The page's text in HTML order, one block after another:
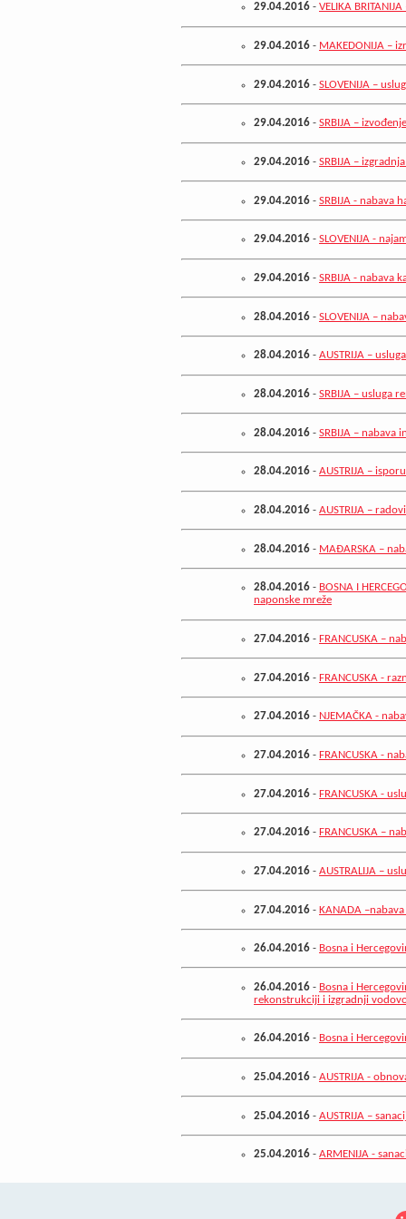
29.04.2016 - VELIKA
29.04.2016 - MAKEDONIJA –
29.04.2016 - SLOVENIJA –
29.04.2016 - SRBIJA –
29.04.2016 - SRBIJA –
29.04.2016 - SRBIJA - nabava
29.04.2016 - SLOVENIJA -
29.04.2016 - SRBIJA - nabava
28.04.2016 - SLOVENIJA –
28.04.2016 - AUSTRIJA –
28.04.2016 - SRBIJA – usluga
28.04.2016 - SRBIJA – nabava
28.04.2016 - AUSTRIJA –
28.04.2016 - AUSTRIJA –
28.04.2016 - MAĐARSKA –
28.04.2016 - BOSNA I
naponske mreže
27.04.2016 - FRANCUSKA –
27.04.2016 - FRANCUSKA -
27.04.2016 - NJEMAČKA -
27.04.2016 - FRANCUSKA -
27.04.2016 - FRANCUSKA -
27.04.2016 - FRANCUSKA –
27.04.2016 - AUSTRALIJA –
27.04.2016 - KANADA
26.04.2016 - Bosna i
26.04.2016 - Bosna i
rekonstrukciji i izgradnji
26.04.2016 - Bosna i
25.04.2016 - AUSTRIJA -
25.04.2016 - AUSTRIJA –
25.04.2016 - ARMENIJA -